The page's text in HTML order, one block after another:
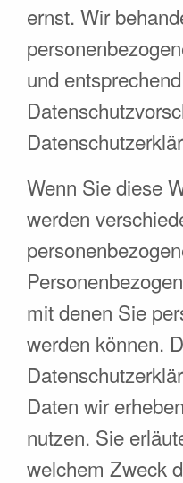
ernst. Wir
und
Wenn Sie diese
werden
mit denen Sie
werden können.
Daten wir
nutzen. Sie
welchem Zweck